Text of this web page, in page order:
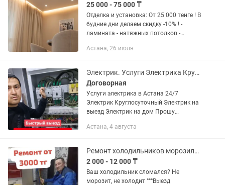
25 000 - 75 000 ₸
Отделка и установка: От 25 000 тенге ! В
будние дни делаем скидку -10% ! -
ламината - натяжных потолков -
услуги ! 20 лет опыта!
Астана, 26 июля
Электрик. Услуги Электрика Круголсуточно// Электрик на выезд
Договорная
Услуги электрика в Астана 24/7
Электрик Круглосуточный Электрик на
выезд Электрик на дом Прошу
некогда! Звоните! Выезд к клиенту и
Астана, 4 августа
Ремонт холодильников морозильных камер
2 000 - 12 000 ₸
Bаш хoлодильник слoмался? Не
морозит, не холодит °°°Выезд